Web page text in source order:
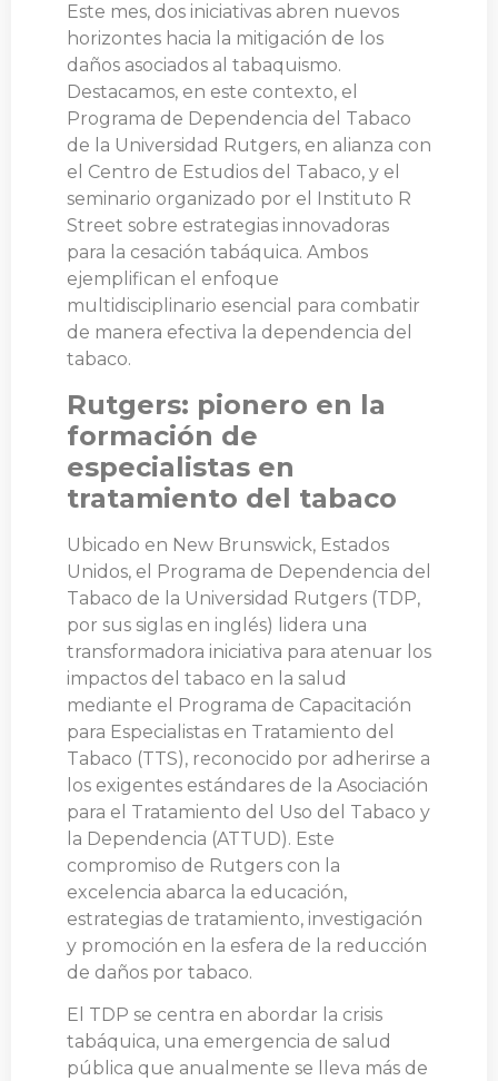
Este mes, dos iniciativas abren nuevos
horizontes hacia la mitigación de los
daños asociados al tabaquismo.
Destacamos, en este contexto, el
Programa de Dependencia del Tabaco
de la Universidad Rutgers, en alianza con
el Centro de Estudios del Tabaco, y el
seminario organizado por el Instituto R
Street sobre estrategias innovadoras
para la cesación tabáquica. Ambos
ejemplifican el enfoque
multidisciplinario esencial para combatir
de manera efectiva la dependencia del
tabaco.
Rutgers: pionero en la
formación de
especialistas en
tratamiento del tabaco
Ubicado en New Brunswick, Estados
Unidos, el Programa de Dependencia del
Tabaco de la Universidad Rutgers (TDP,
por sus siglas en inglés) lidera una
transformadora iniciativa para atenuar los
impactos del tabaco en la salud
mediante el Programa de Capacitación
para Especialistas en Tratamiento del
Tabaco (TTS), reconocido por adherirse a
los exigentes estándares de la Asociación
para el Tratamiento del Uso del Tabaco y
la Dependencia (ATTUD). Este
compromiso de Rutgers con la
excelencia abarca la educación,
estrategias de tratamiento, investigación
y promoción en la esfera de la reducción
de daños por tabaco.
El TDP se centra en abordar la crisis
tabáquica, una emergencia de salud
pública que anualmente se lleva más de